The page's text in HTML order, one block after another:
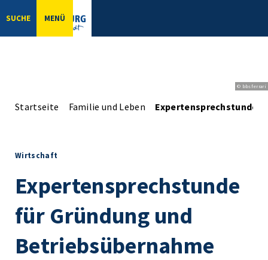
SUCHE MENÜ
© bbsferrari
Startseite Familie und Leben Expertensprechstunde
Wirtschaft
Expertensprechstunde
für Gründung und
Betriebsübernahme